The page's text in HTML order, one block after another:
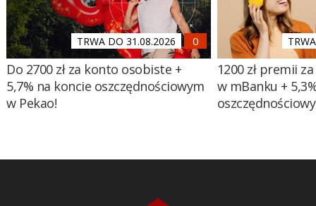
TRWA DO 31.08.2026
Do 2700 zł za konto osobiste +
5,7% na koncie oszczędnościowym
w Pekao!
1200 zł premii
w mBanku +